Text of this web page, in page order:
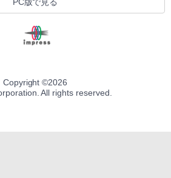
PC版で見る
Copyright ©2026
All rights reserved.